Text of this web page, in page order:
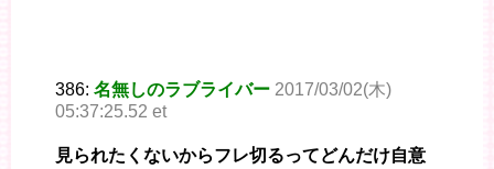
386: 名無しのラブライバー 2017/03/02(木)
05:37:25.52 et
見られたくないからフレ切るってどんだけ自意